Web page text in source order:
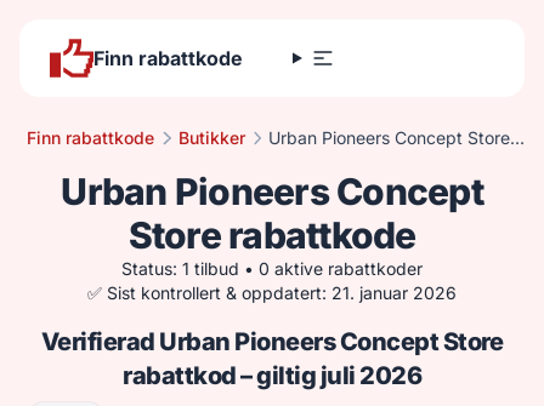
Finn rabattkode
Finn rabattkode Butikker Urban Pioneers Concept Store rabattkode
Urban Pioneers Concept
Store rabattkode
Status: 1 tilbud • 0 aktive rabattkoder
✅ Sist kontrollert & oppdatert: 21. januar 2026
Verifierad Urban Pioneers Concept Store
rabattkod – giltig juli 2026